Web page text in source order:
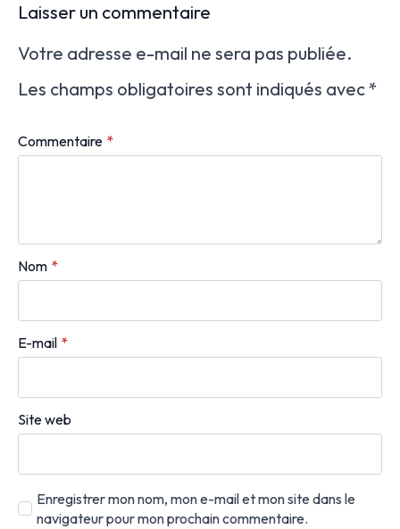
Laisser un commentaire
Votre adresse e-mail ne sera pas publiée.
Les champs obligatoires sont indiqués avec*
Commentaire *
Nom *
E-mail *
Site web
Enregistrer mon nom, mon e-mail et mon site dans le
navigateur pour mon prochain commentaire.